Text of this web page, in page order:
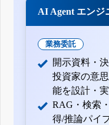
AI Agent エンジ
業務委託
開示資料・
投資家の意
能を設計・
RAG・検索
得/推論パイ